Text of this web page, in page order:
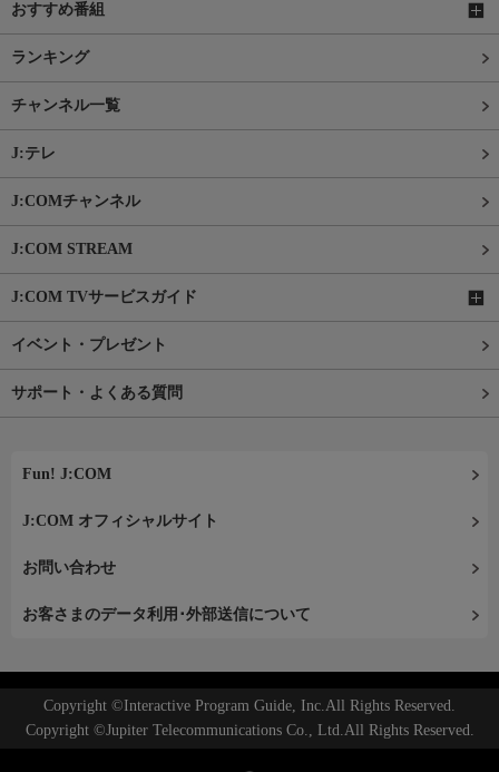
おすすめ番組
ランキング
チャンネル一覧
J:テレ
J:COMチャンネル
J:COM STREAM
J:COM TVサービスガイド
イベント・プレゼント
サポート・よくある質問
Fun! J:COM
J:COM オフィシャルサイト
お問い合わせ
お客さまのデータ利用･外部送信について
Copyright ©Interactive Program Guide, Inc.All Rights Reserved.
Copyright ©Jupiter Telecommunications Co., Ltd.All Rights Reserved.